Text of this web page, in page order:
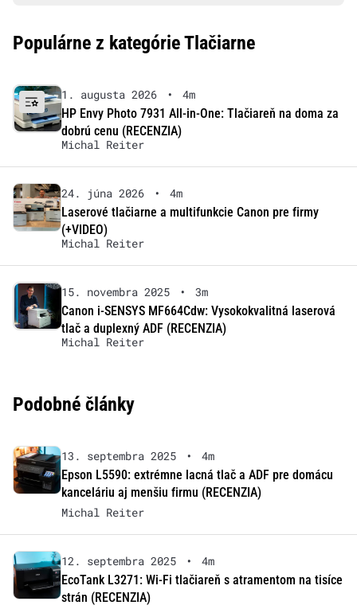
Populárne z kategórie Tlačiarne
1. augusta 2026 •
4m
HP Envy Photo 7931 All-in-One: Tlačiareň na doma za
dobrú cenu (RECENZIA)
Michal Reiter
24. júna 2026 •
4m
Laserové tlačiarne a multifunkcie Canon pre firmy
(+VIDEO)
Michal Reiter
15. novembra 2025 •
3m
Canon i-SENSYS MF664Cdw: Vysokokvalitná laserová
tlač a duplexný ADF (RECENZIA)
Michal Reiter
Podobné články
13. septembra 2025 •
4m
Epson L5590: extrémne lacná tlač a ADF pre domácu
kanceláriu aj menšiu firmu (RECENZIA)
Michal Reiter
12. septembra 2025 •
4m
EcoTank L3271: Wi-Fi tlačiareň s atramentom na tisíce
strán (RECENZIA)